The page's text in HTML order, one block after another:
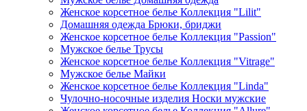
Женское корсетное белье Коллекция "Lilit"
Домашняя одежда Брюки, бриджи
Женское корсетное белье Коллекция "Passion"
Мужское белье Трусы
Женское корсетное белье Коллекция "Vitrage"
Мужское белье Майки
Женское корсетное белье Коллекция "Linda"
Чулочно-носочные изделия Носки мужские